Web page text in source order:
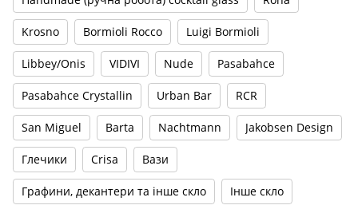
Krosno Bormioli Rocco Luigi Bormioli
Libbey/Onis VIDIVI Nude Pasabahce
Pasabahce Crystallin Urban Bar RCR
San Miguel Barta Nachtmann Jakobsen Design
Глечики Crisa Вази
Графини, декантери та інше скло Інше скло